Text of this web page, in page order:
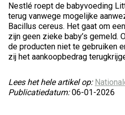
Nestlé roept de babyvoeding
terug vanwege mogelijke
Bacillus cereus. Het gaat om
zijn geen zieke baby’s gemeld.
de producten niet te gebruiken
zij het aankoopbedrag
Lees het hele artikel op:
Publicatiedatum:06-01-2026